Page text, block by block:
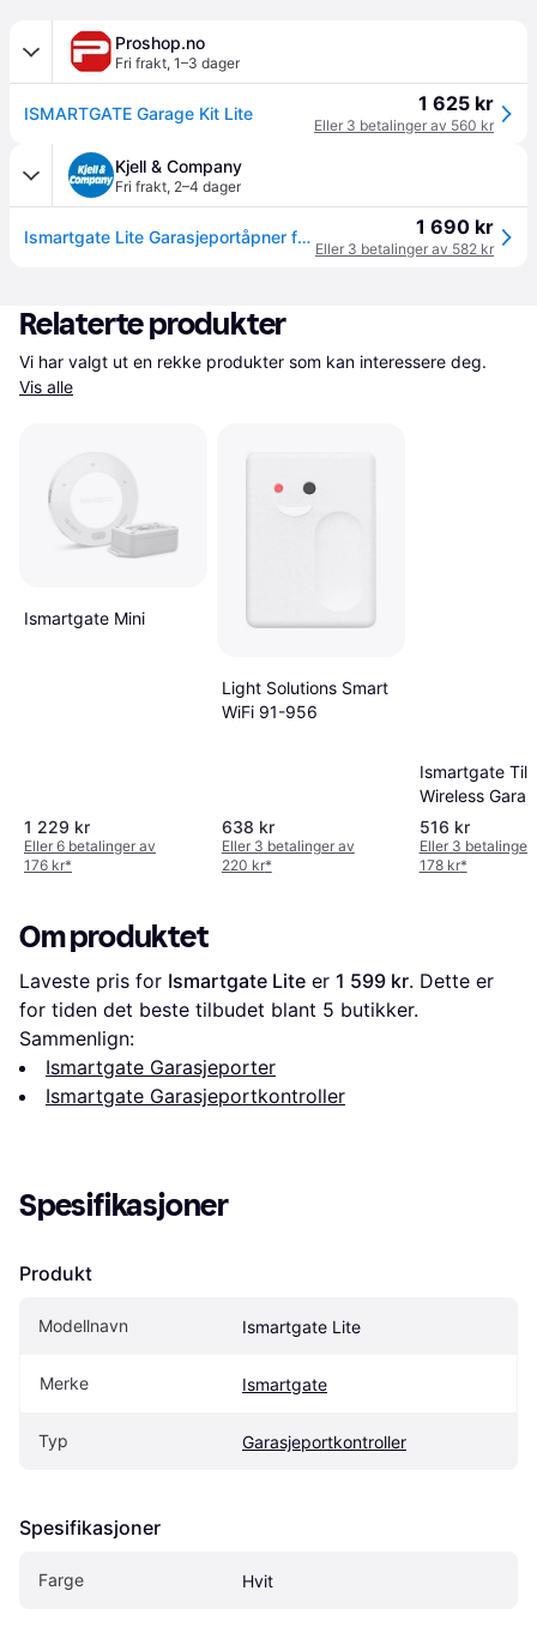
Proshop.no
Fri frakt, 1–3 dager
ISMARTGATE Garage Kit Lite 1 625 kr
Eller 3 betalinger av 560 kr
Kjell & Company
Fri frakt, 2–4 dager
Ismartgate Lite Garasjeportåpner for én port 1 690 kr
Eller 3 betalinger av 582 kr
Relaterte produkter
Vis alle
Ismartgate Mini
1 229 kr
Eller 6 betalinger av
176 kr*
Light Solutions Smart
WiFi 91-956
638 kr
Eller 3 betalinger av
220 kr*
Ismartgate Tilt
Wireless
Sensor
516 kr
Eller 3 betalinger
178 kr*
Om produktet
Laveste pris for Ismartgate Lite er 1 599 kr. Dette er
for tiden det beste tilbudet blant 5 butikker.
Sammenlign:
Ismartgate Garasjeporter
Ismartgate Garasjeportkontroller
Spesifikasjoner
Produkt
Modellnavn Ismartgate Lite
Merke Ismartgate
Typ Garasjeportkontroller
Spesifikasjoner
Farge Hvit